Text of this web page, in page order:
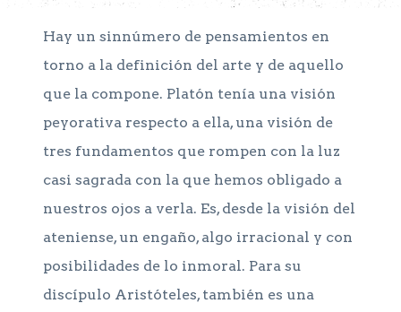
Hay un sinnúmero de pensamientos en
torno a la definición del arte y de aquello
que la compone. Platón tenía una visión
peyorativa respecto a ella, una visión de
tres fundamentos que rompen con la luz
casi sagrada con la que hemos obligado a
nuestros ojos a verla. Es, desde la visión del
ateniense, un engaño, algo irracional y con
posibilidades de lo inmoral. Para su
discípulo Aristóteles, también es una